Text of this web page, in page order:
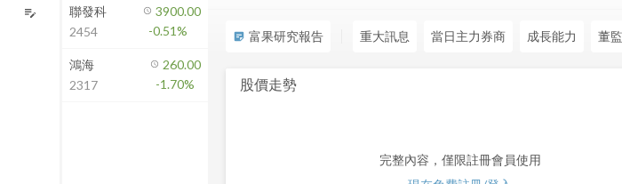
成交金額熱力圖
前往方案訂閱
如何綁定合作券商
sticky_note_2 富果研究報告 重大訊息 當日主力券商 成長能力 董
股價走勢
完整內容，僅限註冊會員使用
edit_note
聯發科
2454
3900.00
-0.51%
鴻海
2317
260.00
-1.70%